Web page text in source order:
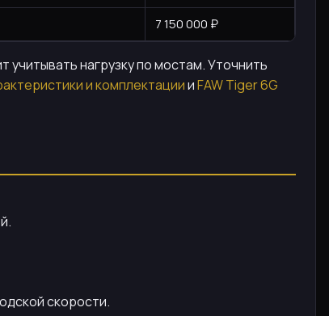
7 150 000 ₽
нагрузку по мостам. Уточнить
и комплектациииFAW Tiger 6G
скорости.